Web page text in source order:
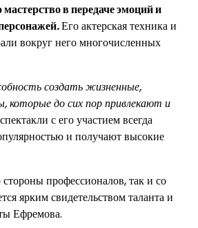
в передаче эмоций и
Его актерская техника и
вокруг него многочисленных
создать жизненные,
которые до сих пор привлекают и
с его участием всегда
и получают высокие
профессионалов, так и со
ярким свидетельством таланта и
Ефремова.